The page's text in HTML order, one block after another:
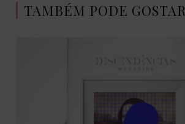
TAMBÉM PODE GOSTAR